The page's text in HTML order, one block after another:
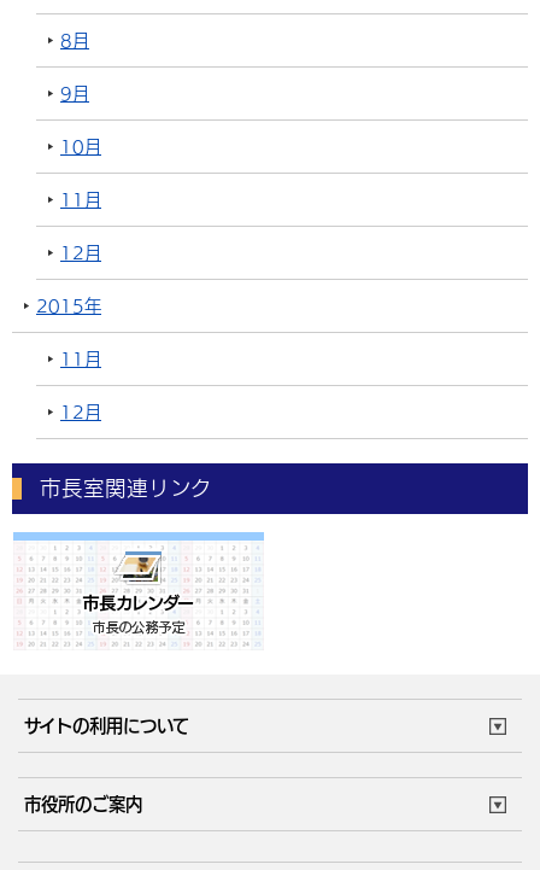
8月
9月
10月
11月
12月
2015年
11月
12月
市長室関連リンク
サイトの利用について
市役所のご案内